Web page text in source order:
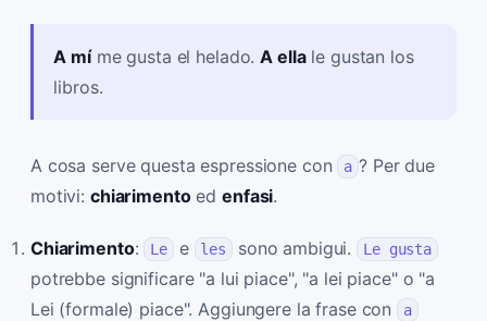
A míme gusta el helado.A ellale gustan los
libros.
A cosa serve questa espressione con a ? Per due
motivi: chiarimentoedenfasi.
Chiarimento: Le e les sono ambigui. Le gusta
potrebbe significare "a lui piace", "a lei piace" o "a
Lei (formale) piace". Aggiungere la frase con a